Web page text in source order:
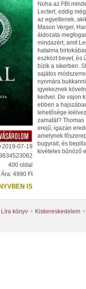
2019-07-19
400 oldal
Ára: 4990 Ft
IS
Noha az FBI
Lectert, eddig
az egyetlenek,
Mason Verger,
áldozata
mindazért, amit
hatalma
eszközt bevet, és
bízik a sikerben.
sajátos
nyomára
igyekeznek
kedvel. De vajon
ebben a
lehetősége
zamatát?
erejű, igazán
amelynek
bugyrait, és
kivételes bűnöző
Líra könyv Kiskereskedelem